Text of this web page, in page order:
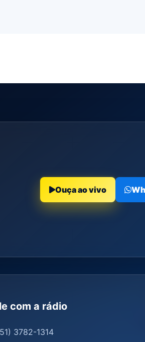
Ouça ao vivo
com a rádio
3782-1314